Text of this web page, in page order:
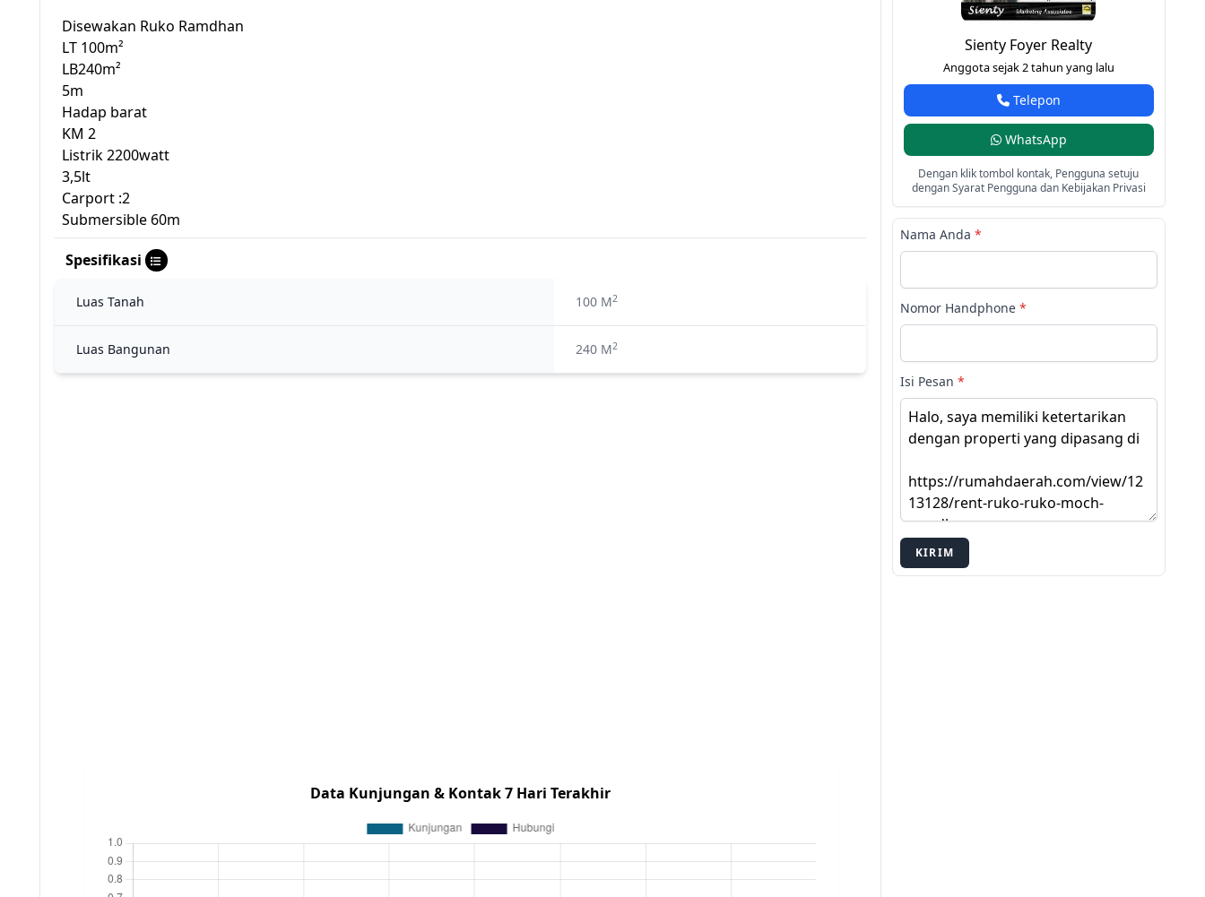
Disewakan Ruko Ramdhan
LT 100m²
LB240m²
5m
Hadap barat
KM 2
Listrik 2200watt
3,5lt
Carport :2
Submersible 60m
Spesifikasi
Luas Tanah 100 M2
Luas Bangunan 240 M2
Data Kunjungan & Kontak 7 Hari Terakhir
Sienty Foyer Realty
Anggota sejak 2 tahun yang lalu
Telepon
WhatsApp
Dengan klik tombol kontak, Pengguna setuju
dengan Syarat Pengguna dan Kebijakan Privasi
Nama Anda *
Nomor Handphone *
Isi Pesan *
KIRIM